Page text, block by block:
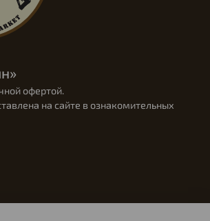
офертой.
на сайте в ознакомительных